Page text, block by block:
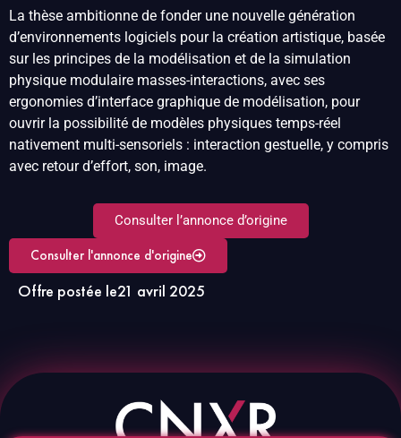
La thèse ambitionne de fonder une nouvelle génération
d’environnements logiciels pour la création artistique, basée
sur les principes de la modélisation et de la simulation
physique modulaire masses-interactions, avec ses
ergonomies d’interface graphique de modélisation, pour
ouvrir la possibilité de modèles physiques temps-réel
nativement multi-sensoriels : interaction gestuelle, y compris
avec retour d’effort, son, image.
Consulter l’annonce d’origine
Consulter l'annonce d'origine
Offre postée le21 avril 2025